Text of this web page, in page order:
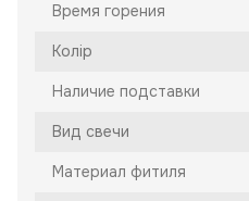
Время горения
Колір
Наличие подставки
Вид свечи
Материал фитиля